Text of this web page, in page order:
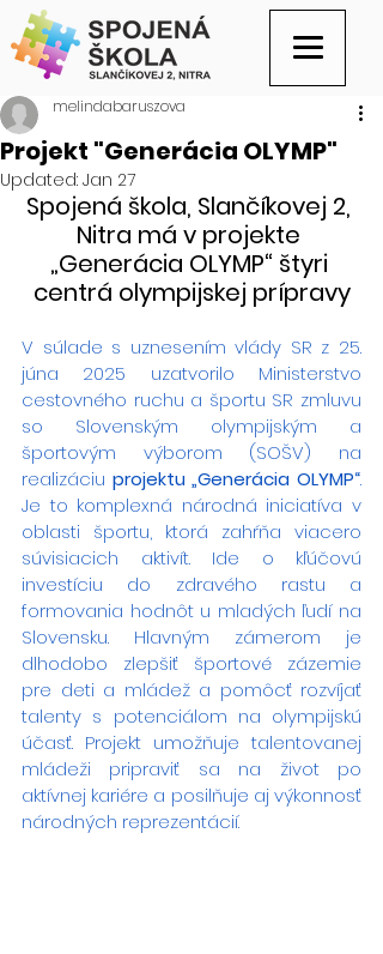
Projekt "Generácia OLYMP"
melindabaruszova
Updated: Jan 27
Spojená škola, Slančíkovej 2,
Nitra má v projekte
„Generácia OLYMP“ štyri
centrá olympijskej prípravy
V súlade s uznesením vlády SR z 25.
júna 2025 uzatvorilo Ministerstvo
cestovného ruchu a športu SR zmluvu
so Slovenským olympijským a
športovým výborom (SOŠV) na
realizáciu projektu „Generácia OLYMP“.
Je to komplexná národná iniciatíva v
oblasti športu, ktorá zahŕňa viacero
súvisiacich aktivít. Ide o kľúčovú
investíciu do zdravého rastu a
formovania hodnôt u mladých ľudí na
Slovensku. Hlavným zámerom je
dlhodobo zlepšiť športové zázemie
pre deti a mládež a pomôcť rozvíjať
talenty s potenciálom na olympijskú
účasť. Projekt umožňuje talentovanej
mládeži pripraviť sa na život po
aktívnej kariére a posilňuje aj výkonnosť
národných reprezentácií.